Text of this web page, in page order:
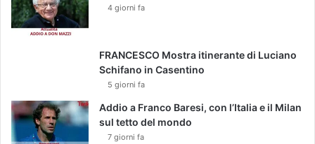
4 giorni fa
FRANCESCO Mostra itinerante di Luciano
Schifano in Casentino
5 giorni fa
Addio a Franco Baresi, con l’Italia e il Milan
sul tetto del mondo
7 giorni fa